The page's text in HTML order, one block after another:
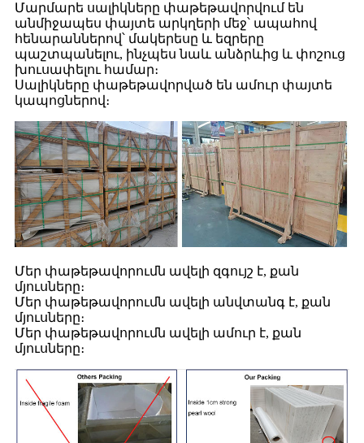
Մարմարե սալիկները փաթեթավորվում են
անմիջապես փայտե արկղերի մեջ՝ ապահով
հենարաններով՝ մակերեսը և եզրերը
պաշտպանելու, ինչպես նաև անձրևից և փոշուց
խուսափելու համար։
Սալիկները փաթեթավորված են ամուր փայտե
կապոցներով։
Մեր փաթեթավորումն ավելի զգույշ է, քան
մյուսները։
Մեր փաթեթավորումն ավելի անվտանգ է, քան
մյուսները։
Մեր փաթեթավորումն ավելի ամուր է, քան
մյուսները։